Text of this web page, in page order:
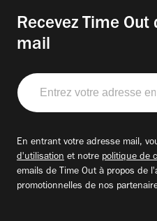
Recevez Time
mail
Entrez
votre
adresse
En entrant votre adresse mail,
d'utilisation et notre politique de
emails de Time Out à propos de
promotionnelles de nos